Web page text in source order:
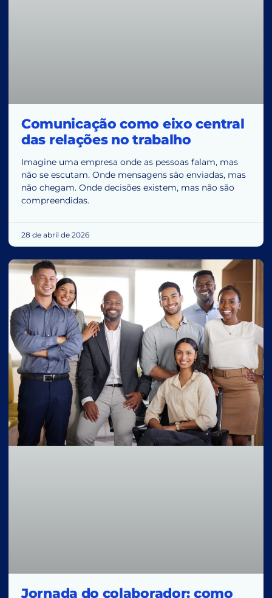
Comunicação como eixo central
das relações no trabalho
Imagine uma empresa onde as pessoas falam, mas
não se escutam. Onde mensagens são enviadas, mas
não chegam. Onde decisões existem, mas não são
compreendidas.
28 de abril de 2026
Jornada do colaborador: como